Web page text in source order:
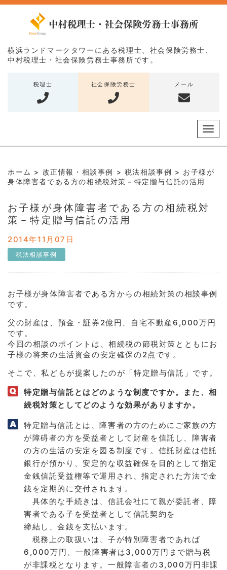
横浜ランドマークタワーにある税理士、社会保険労務士、
中村税理士・社会保険労務士事務所です。
税理士 社会保険労務士 メール
メ
ニ
ホーム > 改正情報・相談事例 > 税法相談事例 > お子様が
身体障害者である方の相続税対策－特定贈与信託の活用
お子様が身体障害者である方の相続税対
策－特定贈与信託の活用
2014年11月07日
税法相談事例
お子様が身体障害者である方からの相続対策の相談事例
です。
父の財産は、預金・証券2億円、自宅不動産6,000万円
です。
今回の相談のポイントは、相続税の節税対策とともにお
子様の将来の生活資金の安定確保の2点です。
そこで、私どもが提案したのが「特定贈与信託」です。
特定贈与信託とはどのような制度ですか。また、相
続税対策としてどのような効果がありますか。
特定贈与信託とは、障害者の方のためにご家族の方
が障碍者の方を受益者として財産を信託し、障害者
の方の生活の安定を図る制度です。信託財産は信託
銀行が預かり、安定的な収益確保を目的として指定
金銭信託受益権等で運用され、指定された方法で金
銭を定期的に交付されます。
具体的な手続きは、信託会社にて親が委託者、障
害者である子を受益者として信託契約を
締結し、金銭を支払います。
税務上の取扱いは、子が特別障害者であれば
6,000万円、一般障害者は3,000万円まで贈与税
が非課税となります。一般障害者の3,000万円非課